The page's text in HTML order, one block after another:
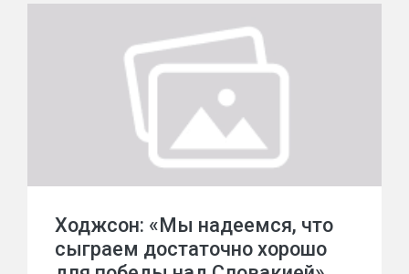
Ходжсон: «Мы надеемся, что
сыграем достаточно хорошо